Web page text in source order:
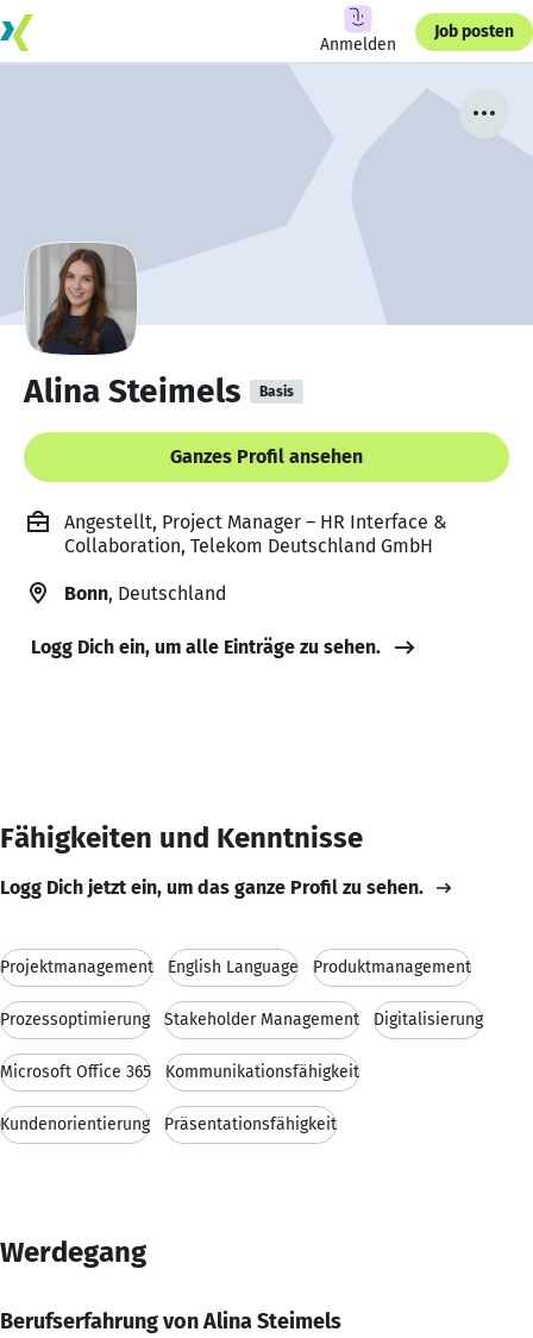
Anmelden
Job posten
Alina Steimels Basis
Ganzes Profil ansehen
Angestellt, Project Manager – HR Interface &
Collaboration, Telekom Deutschland GmbH
Bonn, Deutschland
Logg Dich ein, um alle Einträge zu sehen.
Fähigkeiten und Kenntnisse
Logg Dich jetzt ein, um das ganze Profil zu sehen.
Projektmanagement English Language Produktmanagement
Prozessoptimierung Stakeholder Management Digitalisierung
Microsoft Office 365 Kommunikationsfähigkeit
Kundenorientierung Präsentationsfähigkeit
Werdegang
Berufserfahrung von Alina Steimels